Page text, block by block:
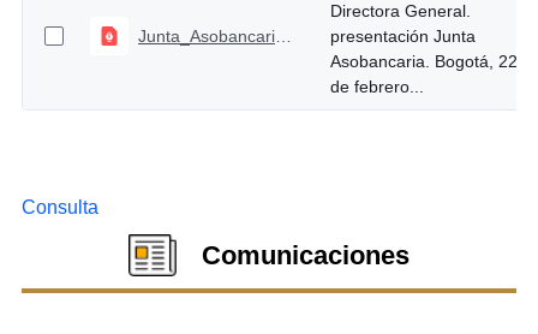
Junta_Asobancaria - Agenda Regulatoria URF 2024
Directora General.
presentación Junta
Asobancaria. Bogotá, 22
de febrero...
Consulta
Comunicaciones